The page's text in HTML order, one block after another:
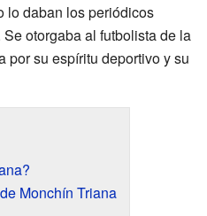
lo daban los periódicos
Se otorgaba al futbolista de la
por su espíritu deportivo y su
Monchín Triana